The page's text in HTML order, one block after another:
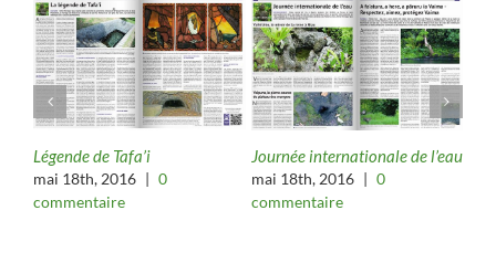
Légende de Tafa’i
mai 18th, 2016 | 0
commentaire
Journée internationale de l’eau
mai 18th, 2016 | 0
commentaire